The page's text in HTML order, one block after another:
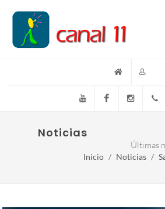
YouTube Facebook
Noticias
Últimas
Inicio Noticias